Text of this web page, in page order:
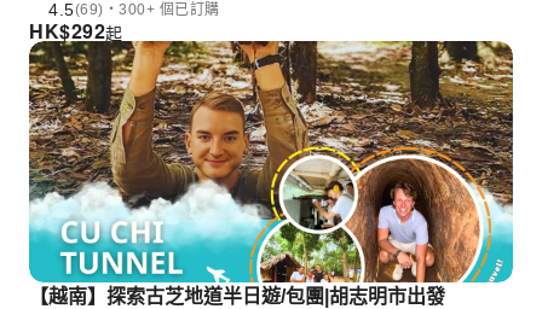
4.5(69)・300+ 個已訂購
HK$292起
【越南】探索古芝地道半日遊/包團|胡志明市出發